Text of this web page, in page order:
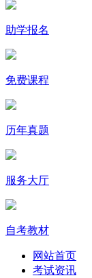
助学报名
免费课程
历年真题
服务大厅
自考教材
网站首页
考试资讯